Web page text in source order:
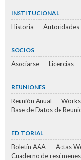
INSTITUCIONAL
Historia Autoridades
SOCIOS
Asociarse Licencias
REUNIONES
Reunión Anual
Base de Datos de
EDITORIAL
Boletín AAA Actas
Cuaderno de resúmenes